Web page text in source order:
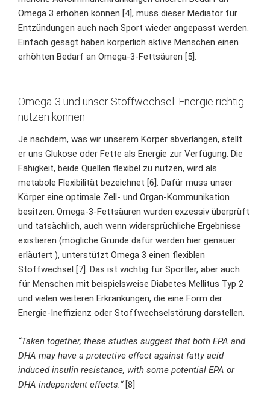
Omega 3 erhöhen können [4], muss dieser Mediator für
Entzündungen auch nach Sport wieder angepasst werden.
Einfach gesagt haben körperlich aktive Menschen einen
erhöhten Bedarf an Omega-3-Fettsäuren [5].
Omega-3 und unser Stoffwechsel: Energie richtig
nutzen können
Je nachdem, was wir unserem Körper abverlangen, stellt
er uns Glukose oder Fette als Energie zur Verfügung. Die
Fähigkeit, beide Quellen flexibel zu nutzen, wird als
metabole Flexibilität bezeichnet [6]. Dafür muss unser
Körper eine optimale Zell- und Organ-Kommunikation
besitzen. Omega-3-Fettsäuren wurden exzessiv überprüft
und tatsächlich, auch wenn widersprüchliche Ergebnisse
existieren (mögliche Gründe dafür werden hier genauer
erläutert ), unterstützt Omega 3 einen flexiblen
Stoffwechsel [7]. Das ist wichtig für Sportler, aber auch
für Menschen mit beispielsweise Diabetes Mellitus Typ 2
und vielen weiteren Erkrankungen, die eine Form der
Energie-Ineffizienz oder Stoffwechselstörung darstellen.
“Taken together, these studies suggest that both EPA and
DHA may have a protective effect against fatty acid
induced insulin resistance, with some potential EPA or
DHA independent effects.“ [8]